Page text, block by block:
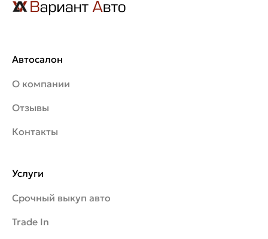
Автосалон
О компании
Отзывы
Контакты
Услуги
Срочный выкуп авто
Trade In